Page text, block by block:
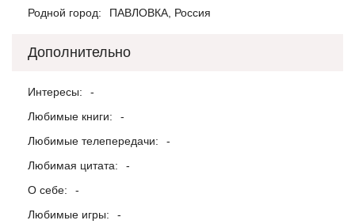
Родной город:
ПАВЛОВКА, Россия
Дополнительно
Интересы:
-
Любимые книги:
-
Любимые телепередачи:
-
Любимая цитата:
-
О себе:
-
Любимые игры:
-